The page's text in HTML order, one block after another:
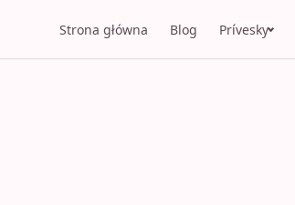
Strona główna Blog Prívesky